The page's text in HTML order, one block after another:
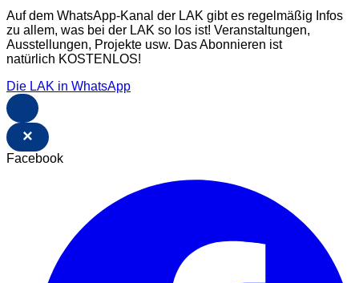
Auf dem WhatsApp-Kanal der LAK gibt es regelmäßig Infos
zu allem, was bei der LAK so los ist! Veranstaltungen,
Ausstellungen, Projekte usw. Das Abonnieren ist
natürlich KOSTENLOS!
Die LAK in WhatsApp
×
Facebook